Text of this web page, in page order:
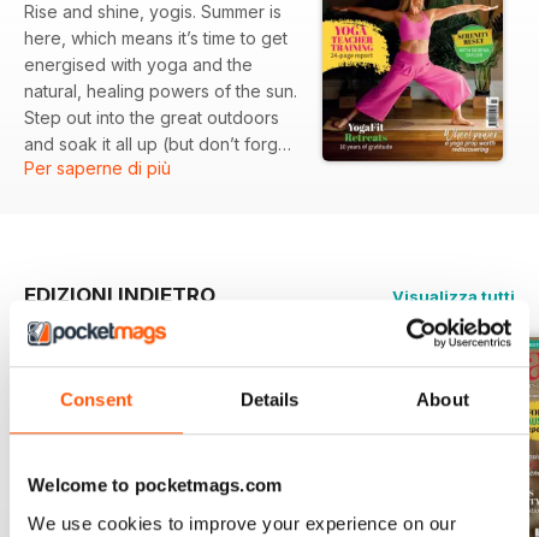
Consent Details About
Welcome to pocketmags.com
We use cookies to improve your experience on our
Rise and shine, yogis. Summer is
here, which means it’s time to get
energised with yoga and the
natural, healing powers of the sun.
Step out into the great outdoors
and soak it all up (but don’t forget
your sunscreen!).
Per saperne di più
EDIZIONI INDIETRO Visualizza tutti